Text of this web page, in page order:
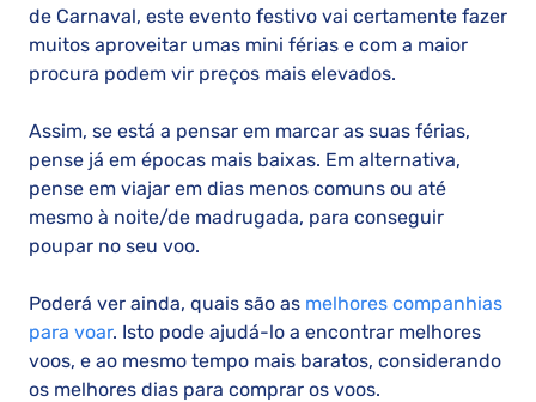
de Carnaval, este evento festivo vai certamente fazer
muitos aproveitar umas mini férias e com a maior
procura podem vir preços mais elevados.
Assim, se está a pensar em marcar as suas férias,
pense já em épocas mais baixas. Em alternativa,
pense em viajar em dias menos comuns ou até
mesmo à noite/de madrugada, para conseguir
poupar no seu voo.
Poderá ver ainda, quais são as melhores companhias
para voar. Isto pode ajudá-lo a encontrar melhores
voos, e ao mesmo tempo mais baratos, considerando
os melhores dias para comprar os voos.